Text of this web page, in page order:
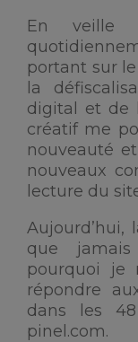
En veille
portant sur
la
digital et de
créatif me
nouveauté
nouveaux
lecture du
que
pourquoi je
répondre
dans les
pinel.com.